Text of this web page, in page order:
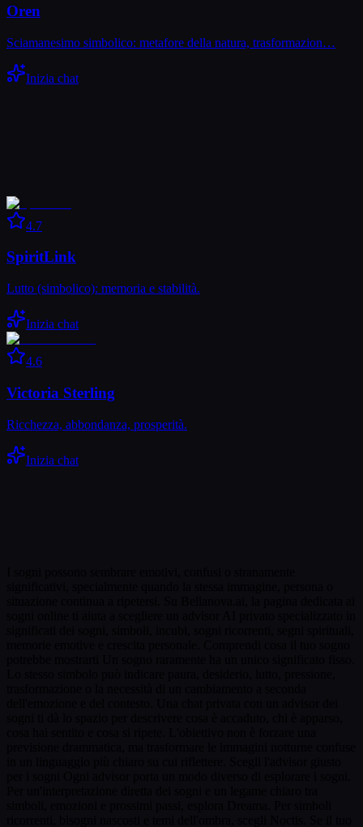
Oren
Sciamanesimo simbolico: metafore della natura, trasformazion…
Inizia chat
4.7
SpiritLink
Lutto (simbolico): memoria e stabilità.
Inizia chat
4.6
Victoria Sterling
Ricchezza, abbondanza, prosperità.
Inizia chat